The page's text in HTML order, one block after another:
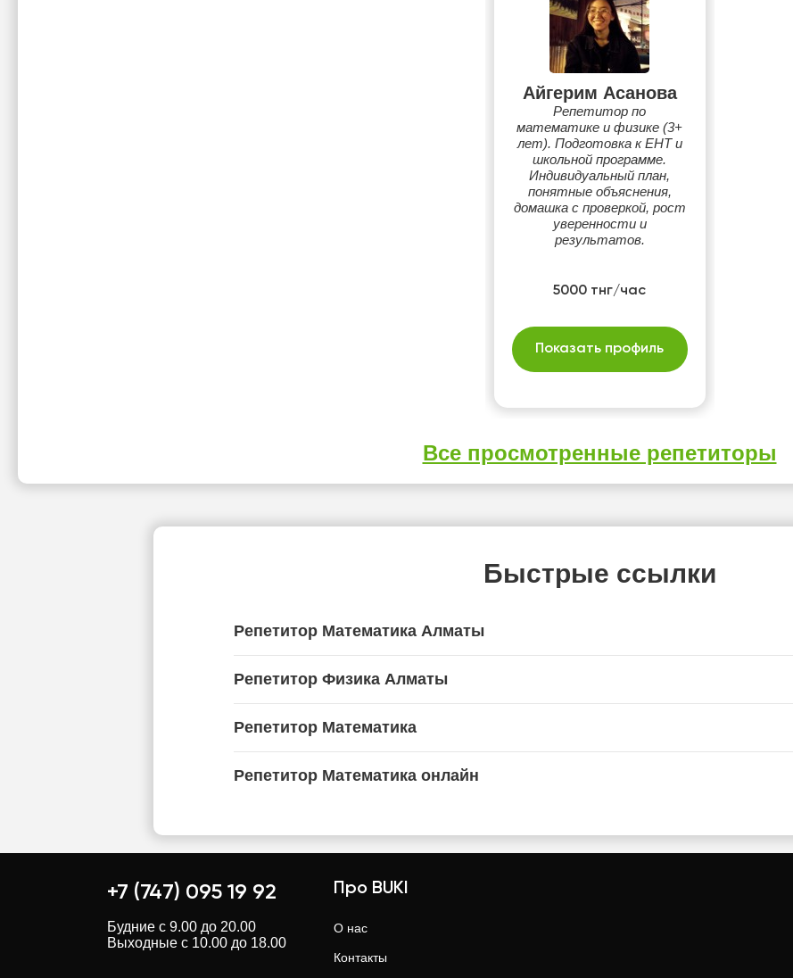
Айгерим Асанова
Репетитор по
математике и физике (3+
лет). Подготовка к ЕНТ и
школьной программе.
Индивидуальный план,
понятные объяснения,
домашка с проверкой, рост
уверенности и
результатов.
5000 тнг/час
Показать профиль
Все просмотренные репетиторы
Быстрые ссылки
Репетитор Математика Алматы
Репетитор Физика Алматы
Репетитор Математика
Репетитор Математика онлайн
+7 (747) 095 19 92
Будние с 9.00 до 20.00
Выходные с 10.00 до 18.00
Про BUKI
О нас
Контакты